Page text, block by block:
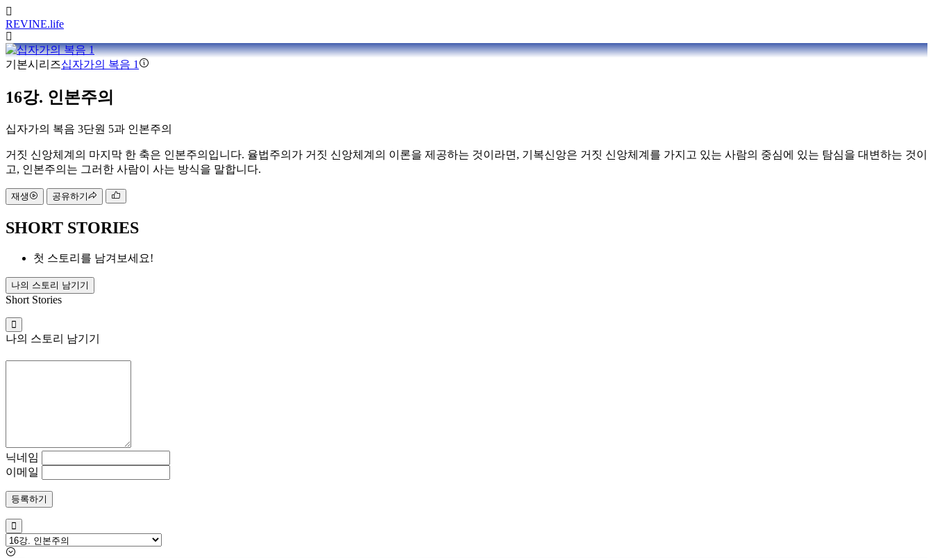
REVINE.life
기본시리즈십자가의 복음 1
16강. 인본주의
십자가의 복음 3단원 5과 인본주의
거짓 신앙체계의 마지막 한 축은 인본주의입니다. 율법주의가 거짓 신앙체계의 이론을 제공하는 것이라면, 기복신앙은 거짓 신앙체계를 가지고 있는 사람의 중심에 있는 탐심을 대변하는 것이
고, 인본주의는 그러한 사람이 사는 방식을 말합니다.
재생 공유하기
SHORT STORIES
첫 스토리를 남겨보세요!
나의 스토리 남기기
Short Stories
나의 스토리 남기기
닉네임
이메일
등록하기